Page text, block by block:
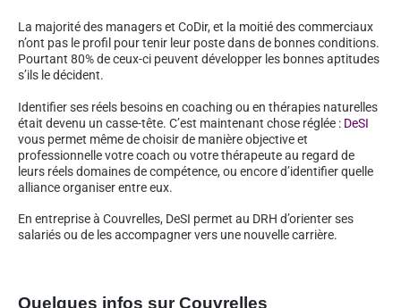
La majorité des managers et CoDir, et la moitié des commerciaux
n’ont pas le profil pour tenir leur poste dans de bonnes conditions.
Pourtant 80% de ceux-ci peuvent développer les bonnes aptitudes
s’ils le décident.
Identifier ses réels besoins en coaching ou en thérapies naturelles
était devenu un casse-tête. C’est maintenant chose réglée : DeSI
vous permet même de choisir de manière objective et
professionnelle votre coach ou votre thérapeute au regard de
leurs réels domaines de compétence, ou encore d’identifier quelle
alliance organiser entre eux.
En entreprise à Couvrelles, DeSI permet au DRH d’orienter ses
salariés ou de les accompagner vers une nouvelle carrière.
Quelques infos sur Couvrelles